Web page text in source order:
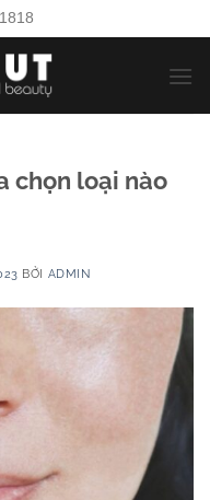
chọn loại nào
BỞI ADMIN